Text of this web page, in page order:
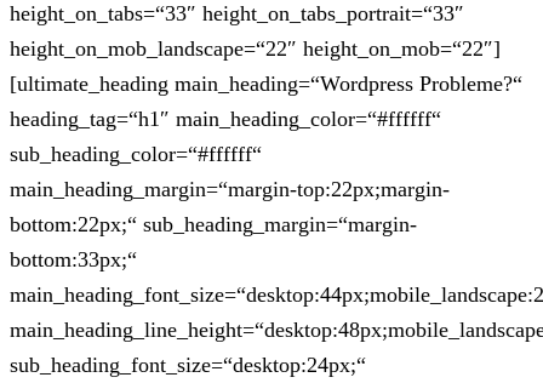
height_on_tabs=“33″ height_on_tabs_portrait=“33″
height_on_mob_landscape=“22″ height_on_mob=“22″]
[ultimate_heading main_heading=“Wordpress Probleme?“
heading_tag=“h1″ main_heading_color=“#ffffff“
sub_heading_color=“#ffffff“
main_heading_margin=“margin-top:22px;margin-
bottom:22px;“ sub_heading_margin=“margin-
bottom:33px;“
sub_heading_font_size=“desktop:24px;“